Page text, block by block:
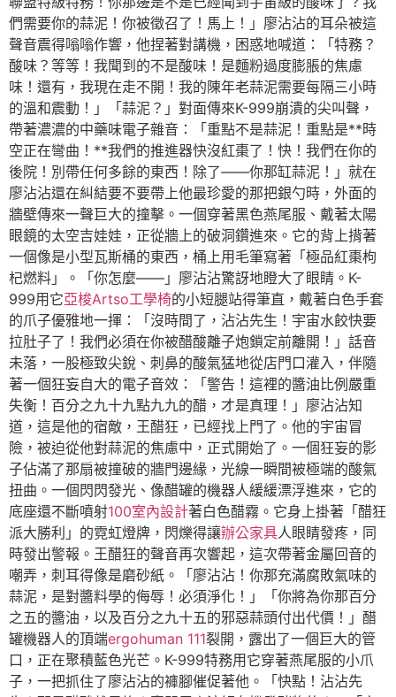
們需要你的蒜泥！你被徵召了！馬上！」廖沾沾的耳朵被這
聲音震得嗡嗡作響，他捏著對講機，困惑地喊道：「特務？
酸味？等等！我聞到的不是酸味！是麵粉過度膨脹的焦慮
味！還有，我現在走不開！我的陳年老蒜泥需要每隔三小時
的溫和震動！」「蒜泥？」對面傳來K-999崩潰的尖叫聲，
帶著濃濃的中藥味電子雜音：「重點不是蒜泥！重點是**時
空正在彎曲！**我們的推進器快沒紅棗了！快！我們在你的
後院！別帶任何多餘的東西！除了——你那缸蒜泥！」就在
廖沾沾還在糾結要不要帶上他最珍愛的那把銀勺時，外面的
牆壁傳來一聲巨大的撞擊。一個穿著黑色燕尾服、戴著太陽
眼鏡的太空吉娃娃，正從牆上的破洞鑽進來。它的背上揹著
一個像是小型瓦斯桶的東西，桶上用毛筆寫著「極品紅棗枸
杞燃料」。「你怎麼——」廖沾沾驚訝地瞪大了眼睛。K-
999用它亞梭Artso工學椅的小短腿站得筆直，戴著白色手套
的爪子優雅地一揮：「沒時間了，沾沾先生！宇宙水餃快要
拉肚子了！我們必須在你被醋酸離子炮鎖定前離開！」話音
未落，一股極致尖銳、刺鼻的酸氣猛地從店門口灌入，伴隨
著一個狂妄自大的電子音效：「警告！這裡的醬油比例嚴重
失衡！百分之九十九點九九的醋，才是真理！」廖沾沾知
道，這是他的宿敵，王醋狂，已經找上門了。他的宇宙冒
險，被迫從他對蒜泥的焦慮中，正式開始了。一個狂妄的影
子佔滿了那扇被撞破的牆門邊緣，光線一瞬間被極端的酸氣
扭曲。一個閃閃發光、像醋罐的機器人緩緩漂浮進來，它的
底座還不斷噴射100室內設計著白色醋霧。它身上掛著「醋狂
派大勝利」的霓虹燈牌，閃爍得讓辦公家具人眼睛發疼，同
時發出警報。王醋狂的聲音再次響起，這次帶著金屬回音的
嘲弄，刺耳得像是磨砂紙。「廖沾沾！你那充滿腐敗氣味的
蒜泥，是對醬料學的侮辱！必須淨化！」「你將為你那百分
之五的醬油，以及百分之九十五的邪惡蒜頭付出代價！」醋
罐機器人的頂端ergohuman 111裂開，露出了一個巨大的管
口，正在聚積藍色光芒。K-999特務用它穿著燕尾服的小爪
子，一把抓住了廖沾沾的褲腳催促著他。「快點！沾沾先